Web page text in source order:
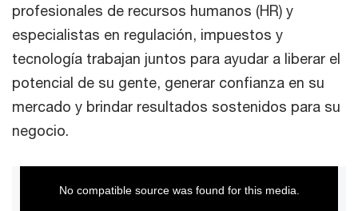
profesionales de recursos humanos (HR) y
especialistas en regulación, impuestos y
tecnología trabajan juntos para ayudar a liberar el
potencial de su gente, generar confianza en su
mercado y brindar resultados sostenidos para su
negocio.
No compatible source was found for this media.